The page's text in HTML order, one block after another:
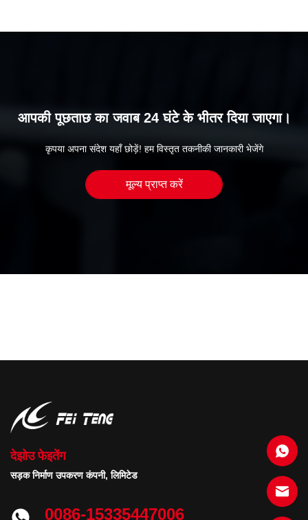
आपकी पूछताछ का जवाब 24 घंटे के भीतर दिया जाएगा।
कृपया अपना संदेश यहाँ छोड़ें! हम विस्तृत तकनीकी जानकारी भेजेंगे
मूल्य प्राप्त करें
देझोउ फेइतेंग
सड़क निर्माण उपकरण कंपनी, लिमिटेड
0086-15335447006